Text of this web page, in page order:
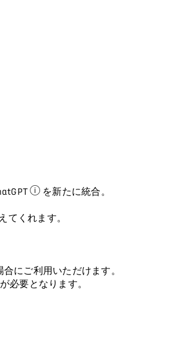
を新たに統合。
てくれます。
にご利用いただけます。
必要となります。